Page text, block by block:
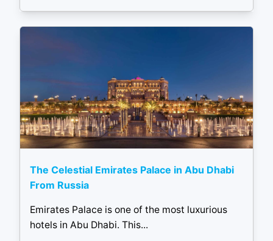
The Celestial Emirates Palace in Abu Dhabi
From Russia
Emirates Palace is one of the most luxurious
hotels in Abu Dhabi. This...